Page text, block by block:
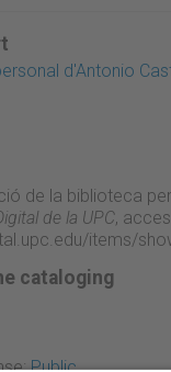
d'Antonio
de la biblioteca
de la UPC,
items/
cataloging
Public